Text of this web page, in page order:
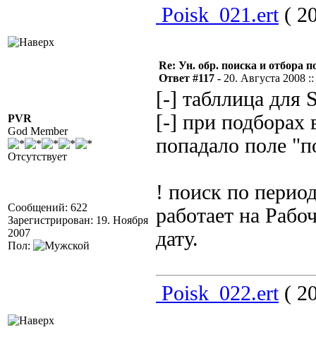
Poisk_021.ert(
PVR
God Member
Отсутствует
Сообщений: 622
Зарегистрирован: 19. Ноября
2007
Пол:
Re: Ун. обр. поиска и отбора
Ответ #117 - 20. Августа 2008
[-] табллица для
[-] при подборах
попадало поле
! поиск по
работает на
дату.
Poisk_022.ert(